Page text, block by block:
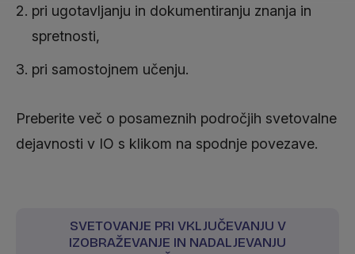
pri ugotavljanju in dokumentiranju znanja in
spretnosti,
pri samostojnem učenju.
Preberite več o posameznih področjih svetovalne
dejavnosti v IO s klikom na spodnje povezave.
SVETOVANJE PRI VKLJUČEVANJU V
IZOBRAŽEVANJE IN NADALJEVANJU